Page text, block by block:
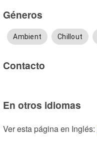
Géneros
Ambient Chillout
Contacto
En otros idiomas
Ver esta página en Inglés: